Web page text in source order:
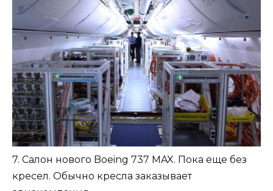
7. Салон нового Boeing 737 MAX. Пока еще без
кресел. Обычно кресла заказывает